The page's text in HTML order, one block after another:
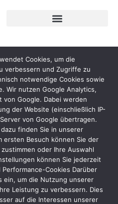
Cookies, um die
verbessern und Zugriffe zu
notwendige Cookies sowie
Wir nutzen Google Analytics,
von Google. Dabei werden
der Website (einschließlich IP-
von Google übertragen.
finden Sie in unserer
ersten Besuch können Sie der
oder Ihre Auswahl
können Sie jederzeit
Cookies Darüber
ein, um die Nutzung unserer
Leistung zu verbessern. Dies
auf die Interessen unserer